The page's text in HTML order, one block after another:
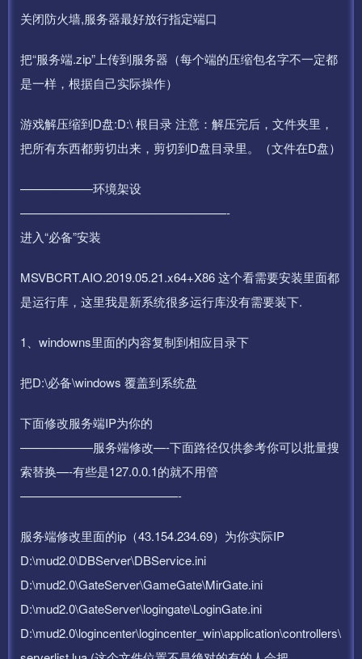
关闭防火墙,服务器最好放行指定端口
把“服务端.zip”上传到服务器（每个端的压缩包名字不一定都
是一样，根据自己实际操作）
游戏解压缩到D盘:D:\ 根目录 注意：解压完后，文件夹里，
把所有东西都剪切出来，剪切到D盘目录里。（文件在D盘）
——————环境架设
—————————————————-
进入“必备”安装
MSVBCRT.AIO.2019.05.21.x64+X86 这个看需要安装里面都
是运行库，这里我是新系统很多运行库没有需要装下.
1、windowns里面的内容复制到相应目录下
把D:\必备\windows 覆盖到系统盘
下面修改服务端IP为你的
——————服务端修改—-下面路径仅供参考你可以批量搜
索替换—-有些是127.0.0.1的就不用管
—————————————-
服务端修改里面的ip（43.154.234.69）为你实际IP
D:\mud2.0\DBServer\DBService.ini
D:\mud2.0\GateServer\GameGate\MirGate.ini
D:\mud2.0\GateServer\logingate\LoginGate.ini
D:\mud2.0\logincenter\logincenter_win\application\controllers\